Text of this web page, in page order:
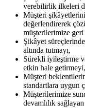
verebilirlik ilkeleri
Müşteri
değerlendirerek
müşterilerimize
Şikâyet
altında tutmayı,
Sürekli iyileştirme
etkin hale getirmeyi,
Müşteri
standartlara uygun
Müşterilerimize
devamlılık